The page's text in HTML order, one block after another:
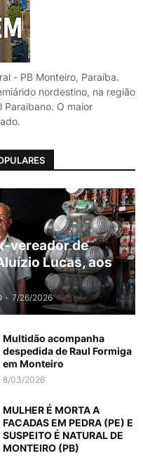
- PB Monteiro, Paraíba.
nordestino, na região
Paraibano. O maior
vereador de
Lucas, aos
- 7/26/2026
Multidão acompanha
despedida de Raul Formiga
em Monteiro
8/03/2026
MULHER É MORTA A
FACADAS EM PEDRA (PE) E
SUSPEITO É NATURAL DE
MONTEIRO (PB)